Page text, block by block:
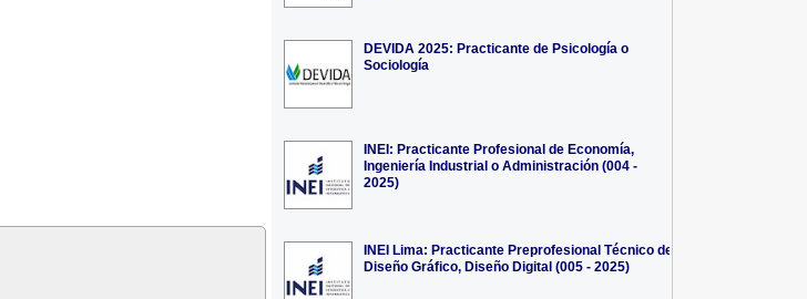
DEVIDA 2025: Practicante de Psicología o
Sociología
INEI: Practicante Profesional de Economía,
Ingeniería Industrial o Administración (004 -
2025)
INEI Lima: Practicante Preprofesional Técnico de
Diseño Gráfico, Diseño Digital (005 - 2025)